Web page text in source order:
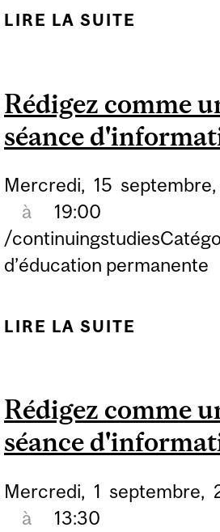
LIRE LA SUITE
Rédigez comme
séance
Mercredi, 15 septembre,
à
19:00
/
d’éducation permanente
LIRE LA SUITE
Rédigez comme
séance
Mercredi, 1 septembre,
à
13:30